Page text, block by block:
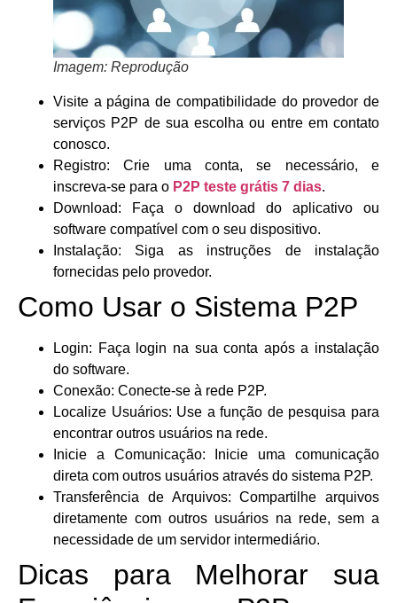
Imagem: Reprodução
Visite a página de compatibilidade do provedor de
serviços P2P de sua escolha ou entre em contato
conosco.
Registro: Crie uma conta, se necessário, e
inscreva-se para o P2P teste grátis 7 dias.
Download: Faça o download do aplicativo ou
software compatível com o seu dispositivo.
Instalação: Siga as instruções de instalação
fornecidas pelo provedor.
Como Usar o Sistema P2P
Login: Faça login na sua conta após a instalação
do software.
Conexão: Conecte-se à rede P2P.
Localize Usuários: Use a função de pesquisa para
encontrar outros usuários na rede.
Inicie a Comunicação: Inicie uma comunicação
direta com outros usuários através do sistema P2P.
Transferência de Arquivos: Compartilhe arquivos
diretamente com outros usuários na rede, sem a
necessidade de um servidor intermediário.
Dicas para Melhorar sua